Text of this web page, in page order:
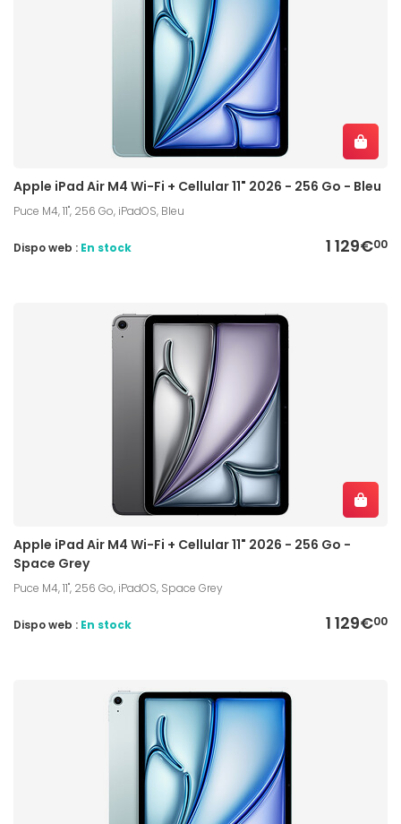
Apple iPad Air M4 Wi-Fi + Cellular 11" 2026 - 256 Go - Bleu
Puce M4, 11", 256 Go, iPadOS, Bleu
1 129€00
Dispo web : En stock
Apple iPad Air M4 Wi-Fi + Cellular 11" 2026 - 256 Go -
Space Grey
Puce M4, 11", 256 Go, iPadOS, Space Grey
1 129€00
Dispo web : En stock